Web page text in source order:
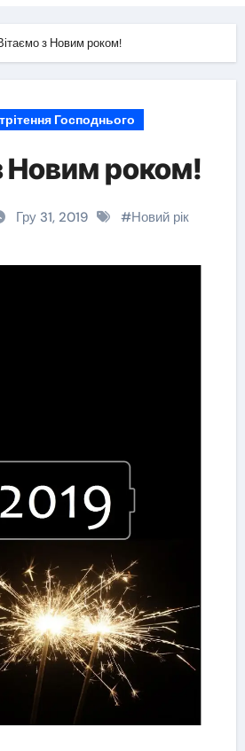
з Новим роком!
Господнього
Новим роком!
Гру 31, 2019 #Новий рік